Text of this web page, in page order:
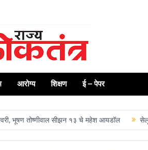
आरोग्य शिक्षण ई – पेपर
तोष्णीवाल सीझन १३ चे महेश आयडॉल सेलू येथील